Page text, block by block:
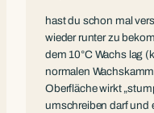
hast du schon mal
wieder runter zu
dem 10°C Wachs lag
normalen
Oberfläche wirkt
umschreiben darf und